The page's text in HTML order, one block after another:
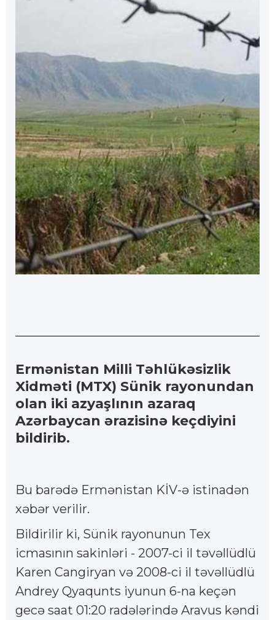
Ermənistan Milli Təhlükəsizlik
Xidməti (MTX) Sünik rayonundan
olan iki azyaşlının azaraq
Azərbaycan ərazisinə keçdiyini
bildirib.
Bu barədə Ermənistan KİV-ə istinadən
xəbər verilir.
Bildirilir ki, Sünik rayonunun Tex
icmasının sakinləri - 2007-ci il təvəllüdlü
Karen Cangiryan və 2008-ci il təvəllüdlü
Andrey Qyaqunts iyunun 6-na keçən
gecə saat 01:20 radələrində Aravus kəndi